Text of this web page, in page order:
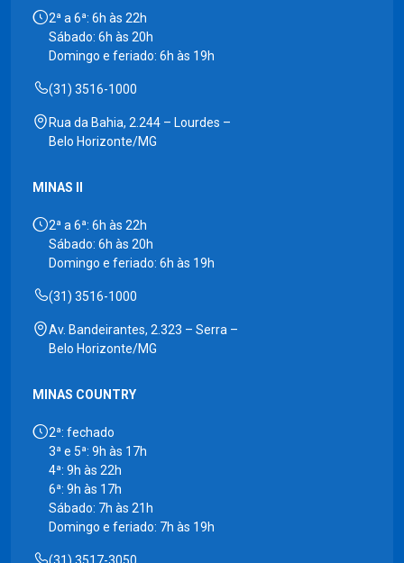
2ª a 6ª: 6h às 22h
Sábado: 6h às 20h
Domingo e feriado: 6h às 19h
(31) 3516-1000
Rua da Bahia, 2.244 – Lourdes –
Belo Horizonte/MG
MINAS II
2ª a 6ª: 6h às 22h
Sábado: 6h às 20h
Domingo e feriado: 6h às 19h
(31) 3516-1000
Av. Bandeirantes, 2.323 – Serra –
Belo Horizonte/MG
MINAS COUNTRY
2ª: fechado
3ª e 5ª: 9h às 17h
4ª: 9h às 22h
6ª: 9h às 17h
Sábado: 7h às 21h
Domingo e feriado: 7h às 19h
(31) 3517-3050